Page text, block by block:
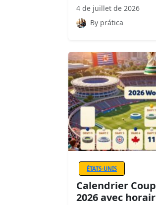
4 de juillet de 2026
By prática
ÉTATS-UNIS
Calendrier
2026 avec